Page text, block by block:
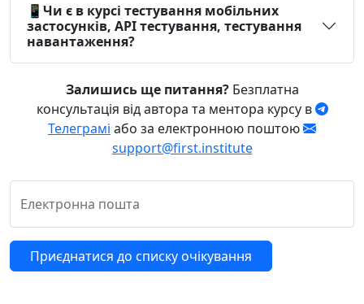
TwimTeam
📱Чи є в курсі тестування мобільних
застосунків, API тестування, тестування
навантаження?
Залишись ще питання?Безплатна
консультація від автора та ментора курсу в
Телеграмі або за електронною поштою
support@first.institute
Електронна пошта
Приєднатися до списку очікування